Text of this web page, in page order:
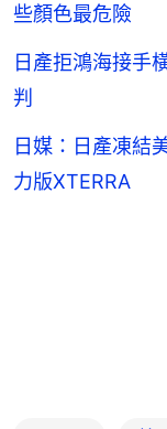
些顏色最危險
日產拒鴻海接手
判
日媒：日產凍結
力版XTERRA